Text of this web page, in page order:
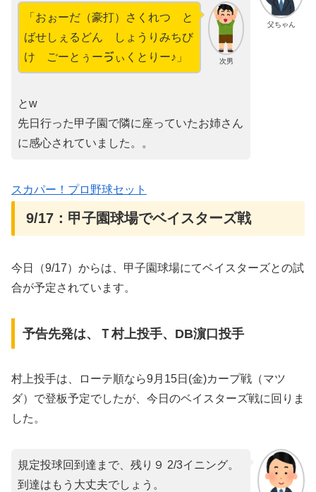
父ちゃん
次男
「おぉーだ（豪打）さくれつ と
ばせしぇるどん しょうりみちび
け ごーとぅーゔぃくとりー♪」
とw
先日行った甲子園で隣に座っていたお姉さん
に感心されていました。。
スカパー！プロ野球セット
9/17：甲子園球場でベイスターズ戦
今日（9/17）からは、甲子園球場にてベイスターズとの試
合が予定されています。
予告先発は、Ｔ村上投手、DB濵口投手
村上投手は、ローテ順なら9月15日(金)カープ戦（マツ
ダ）で登板予定でしたが、今日のベイスターズ戦に回りま
した。
規定投球回到達まで、残り９ 2/3イニング。
到達はもう大丈夫でしょう。